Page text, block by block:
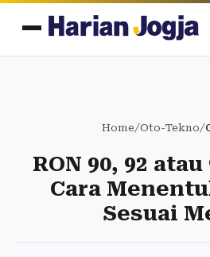
Home/Oto-Tekno/
RON 90, 92
Cara
Sesuai